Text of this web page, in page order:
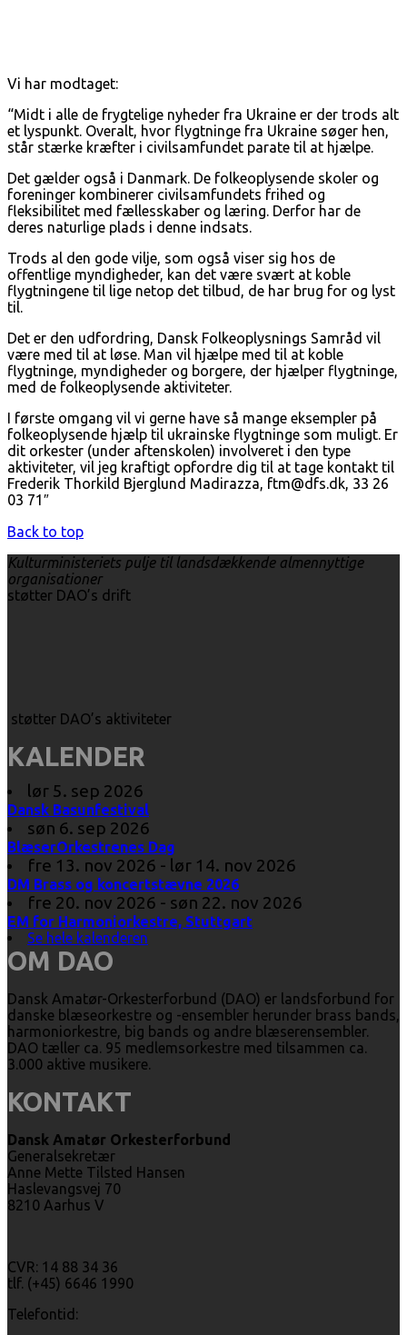
Vi har modtaget:
“Midt i alle de frygtelige nyheder fra Ukraine er der trods alt
et lyspunkt. Overalt, hvor flygtninge fra Ukraine søger hen,
står stærke kræfter i civilsamfundet parate til at hjælpe.
Det gælder også i Danmark. De folkeoplysende skoler og
foreninger kombinerer civilsamfundets frihed og
fleksibilitet med fællesskaber og læring. Derfor har de
deres naturlige plads i denne indsats.
Trods al den gode vilje, som også viser sig hos de
offentlige myndigheder, kan det være svært at koble
flygtningene til lige netop det tilbud, de har brug for og lyst
til.
Det er den udfordring, Dansk Folkeoplysnings Samråd vil
være med til at løse. Man vil hjælpe med til at koble
flygtninge, myndigheder og borgere, der hjælper flygtninge,
med de folkeoplysende aktiviteter.
I første omgang vil vi gerne have så mange eksempler på
folkeoplysende hjælp til ukrainske flygtninge som muligt. Er
dit orkester (under aftenskolen) involveret i den type
aktiviteter, vil jeg kraftigt opfordre dig til at tage kontakt til
Frederik Thorkild Bjerglund Madirazza, ftm@dfs.dk, 33 26
03 71″
Back to top
Kulturministeriets pulje til landsdækkende almennyttige
organisationer
støtter DAO’s drift
støtter DAO’s aktiviteter
KALENDER
lør 5. sep 2026
Dansk Basunfestival
søn 6. sep 2026
BlæserOrkestrenes Dag
fre 13. nov 2026 - lør 14. nov 2026
DM Brass og koncertstævne 2026
fre 20. nov 2026 - søn 22. nov 2026
EM for Harmoniorkestre, Stuttgart
Se hele kalenderen
OM DAO
Dansk Amatør-Orkesterforbund (DAO) er landsforbund for
danske blæseorkestre og -ensembler herunder brass bands,
harmoniorkestre, big bands og andre blæserensembler.
DAO tæller ca. 95 medlemsorkestre med tilsammen ca.
3.000 aktive musikere.
KONTAKT
Dansk Amatør Orkesterforbund
Generalsekretær
Anne Mette Tilsted Hansen
Haslevangsvej 70
8210 Aarhus V
CVR: 14 88 34 36
tlf. (+45) 6646 1990
Telefontid: